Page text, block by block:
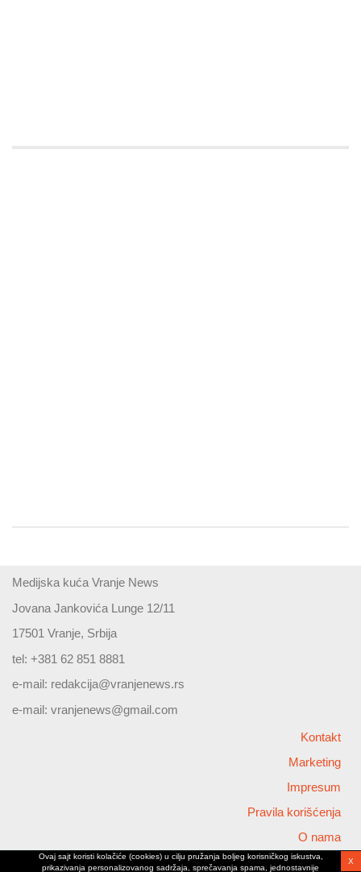
Medijska kuća Vranje News
Jovana Jankovića Lunge 12/11
17501 Vranje, Srbija
tel: +381 62 851 8881
e-mail: redakcija@vranjenews.rs
e-mail: vranjenews@gmail.com
Kontakt
Marketing
Impresum
Pravila korišćenja
O nama
Copyright © 2026 Vranjenews
Ovaj sajt koristi kolačiće (cookies) u cilju pružanja boljeg korisničkog iskustva,
prikazivanja personalizovanog sadržaja, sprečavanja spama, jednostavnije
X